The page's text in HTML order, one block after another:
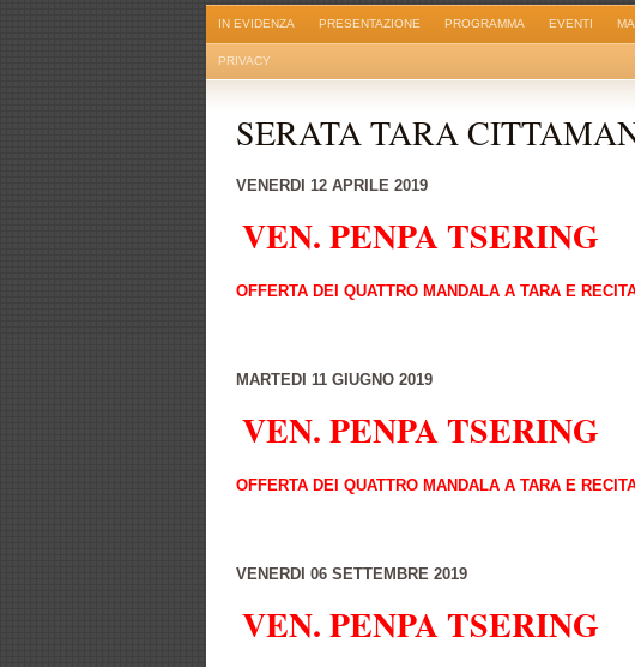
IN EVIDENZA PRESENTAZIONE PROGRAMMA EVENTI
PRIVACY
SERATA TARA
VENERDI 12 APRILE 2019
VEN. PENPA TSERING
OFFERTA DEI QUATTRO MANDALA A TARA E
MARTEDI 11 GIUGNO 2019
VEN. PENPA TSERING
OFFERTA DEI QUATTRO MANDALA A TARA E
VENERDI 06 SETTEMBRE 2019
VEN. PENPA TSERING